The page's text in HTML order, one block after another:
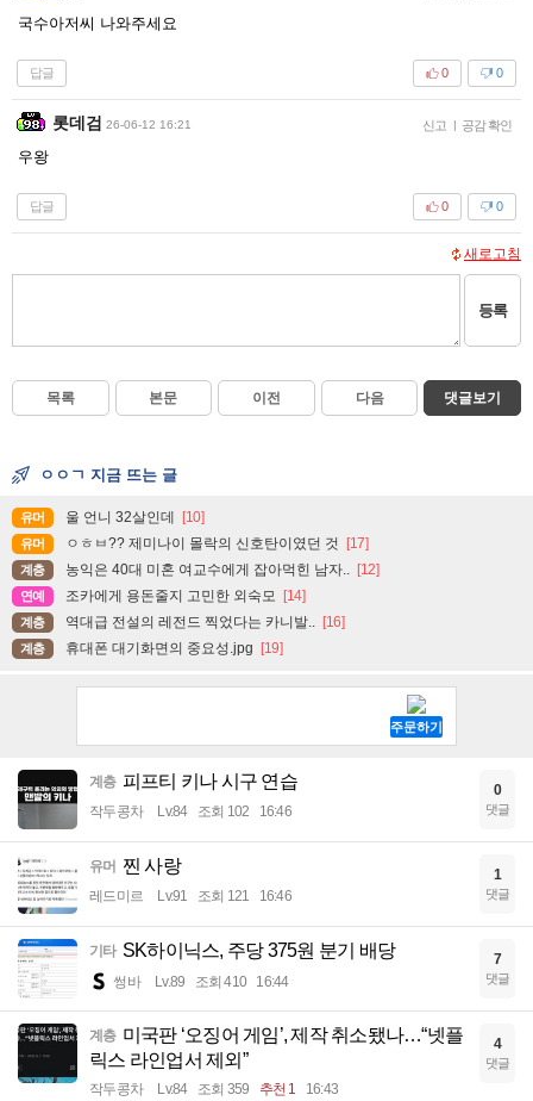
국수아저씨 나와주세요
답글 0
0
롯데검 26-06-12 16:21 신고 | 공감 확인
우왕
답글 0
0
새로고침
등록
목록 본문 이전 다음 댓글보기
ㅇㅇㄱ 지금 뜨는 글
유머 울 언니 32살인데 [10]
유머 ㅇㅎㅂ?? 제미나이 몰락의 신호탄이였던 것 [17]
계층 농익은 40대 미혼 여교수에게 잡아먹힌 남자.. [12]
연예 조카에게 용돈줄지 고민한 외숙모 [14]
계층 역대급 전설의 레전드 찍었다는 카니발.. [16]
계층 휴대폰 대기화면의 중요성.jpg [19]
계층 피프티 키나 시구 연습
작두콩차 Lv.84 조회 102 16:46
0
댓글
유머 찐 사랑
레드미르 Lv.91 조회 121 16:46
1
댓글
기타 SK하이닉스, 주당 375원 분기 배당
썽바 Lv.89 조회 410 16:44
7
댓글
계층 미국판 ‘오징어 게임’, 제작 취소됐나…“넷플
릭스 라인업서 제외”
작두콩차 Lv.84 조회 359 추천 1 16:43
4
댓글